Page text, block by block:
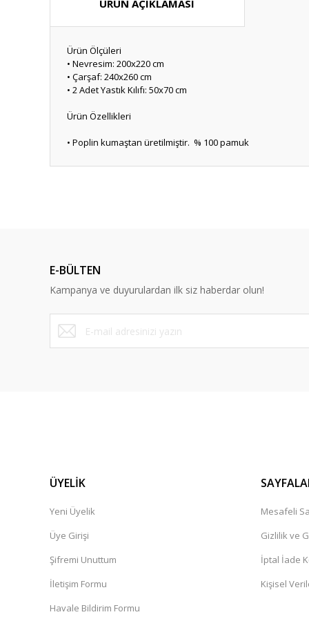
ÜRÜN AÇIKLAMASI
Ürün Ölçüleri
• Nevresim: 200x220 cm
• Çarşaf: 240x260 cm
• 2 Adet Yastık Kılıfı: 50x70 cm
Ürün Özellikleri
• Poplin kumaştan üretilmiştir. % 100 pamuk
Ürün bilgilerinde hatalar bulunuyor.
Ürün fiyatı diğer sitelerden daha pahalı.
Bu ürüne benzer farklı alternatifler olmalı.
E-BÜLTEN
Kampanya ve duyurulardan ilk siz haberdar olun!
ÜYELİK
Yeni Üyelik
Üye Girişi
Şifremi Unuttum
İletişim Formu
Havale Bildirim Formu
Mesafeli
Gizlilik ve
İptal İade
Kişisel